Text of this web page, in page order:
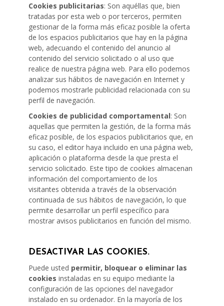
Cookies publicitarias: Son aquéllas que, bien
tratadas por esta web o por terceros, permiten
gestionar de la forma más eficaz posible la oferta
de los espacios publicitarios que hay en la página
web, adecuando el contenido del anuncio al
contenido del servicio solicitado o al uso que
realice de nuestra página web. Para ello podemos
analizar sus hábitos de navegación en Internet y
podemos mostrarle publicidad relacionada con su
perfil de navegación.
Cookies de publicidad comportamental: Son
aquellas que permiten la gestión, de la forma más
eficaz posible, de los espacios publicitarios que, en
su caso, el editor haya incluido en una página web,
aplicación o plataforma desde la que presta el
servicio solicitado. Este tipo de cookies almacenan
información del comportamiento de los
visitantes obtenida a través de la observación
continuada de sus hábitos de navegación, lo que
permite desarrollar un perfil específico para
mostrar avisos publicitarios en función del mismo.
DESACTIVAR LAS COOKIES.
Puede usted permitir, bloquear o eliminar las
cookies instaladas en su equipo mediante la
configuración de las opciones del navegador
instalado en su ordenador. En la mayoría de los